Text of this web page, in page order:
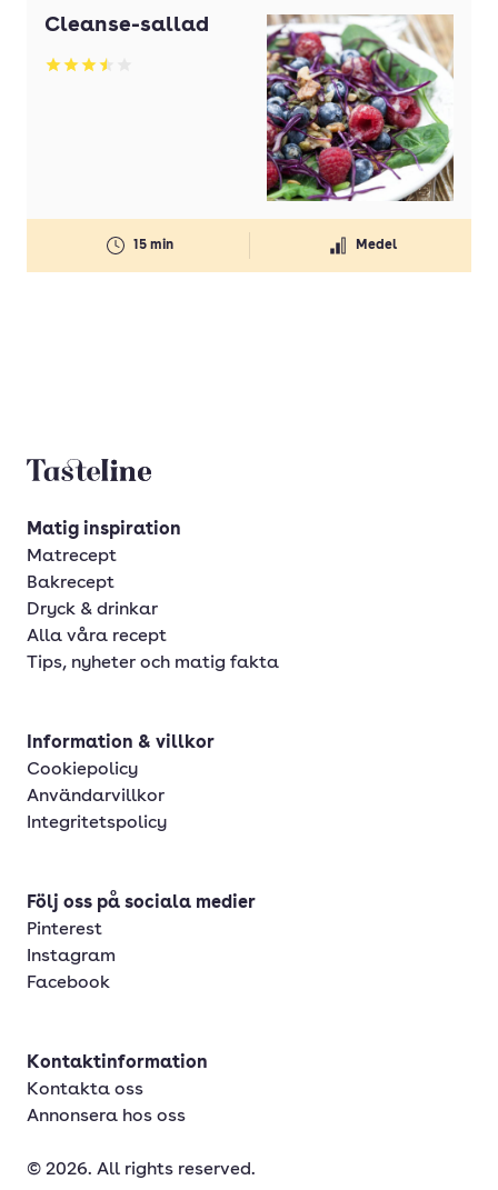
Cleanse-sallad
Betyg: 3.53 av 5
15 min Medel
Tasteline startsida
Matig inspiration
Matrecept
Bakrecept
Dryck & drinkar
Alla våra recept
Tips, nyheter och matig fakta
Information & villkor
Cookiepolicy
Användarvillkor
Integritetspolicy
Följ oss på sociala medier
Pinterest
Instagram
Facebook
Kontaktinformation
Kontakta oss
Annonsera hos oss
© 2026. All rights reserved.